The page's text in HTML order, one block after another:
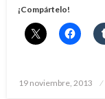
¡Compártelo!
Publicado
19 noviembre, 2013